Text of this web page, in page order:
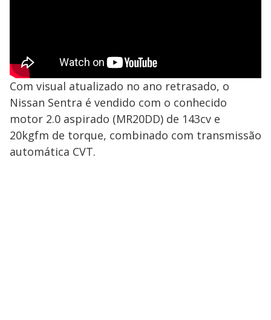
Com visual atualizado no ano retrasado, o
Nissan Sentra é vendido com o conhecido
motor 2.0 aspirado (MR20DD) de 143cv e
20kgfm de torque, combinado com transmissão
automática CVT.